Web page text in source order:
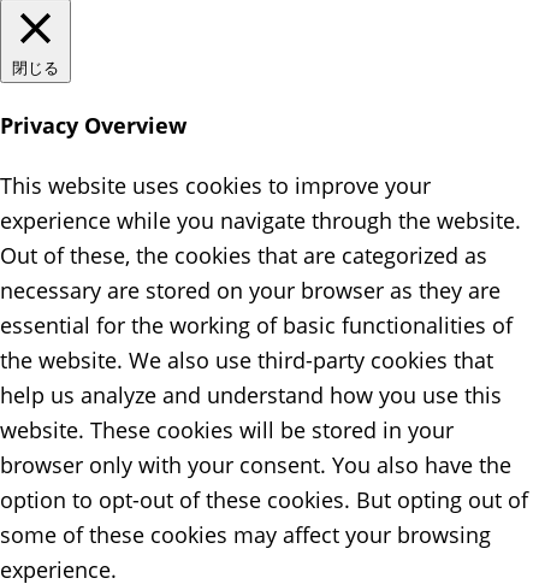
閉じる
Privacy Overview
This website uses cookies to improve your
experience while you navigate through the website.
Out of these, the cookies that are categorized as
necessary are stored on your browser as they are
essential for the working of basic functionalities of
the website. We also use third-party cookies that
help us analyze and understand how you use this
website. These cookies will be stored in your
browser only with your consent. You also have the
option to opt-out of these cookies. But opting out of
some of these cookies may affect your browsing
experience.